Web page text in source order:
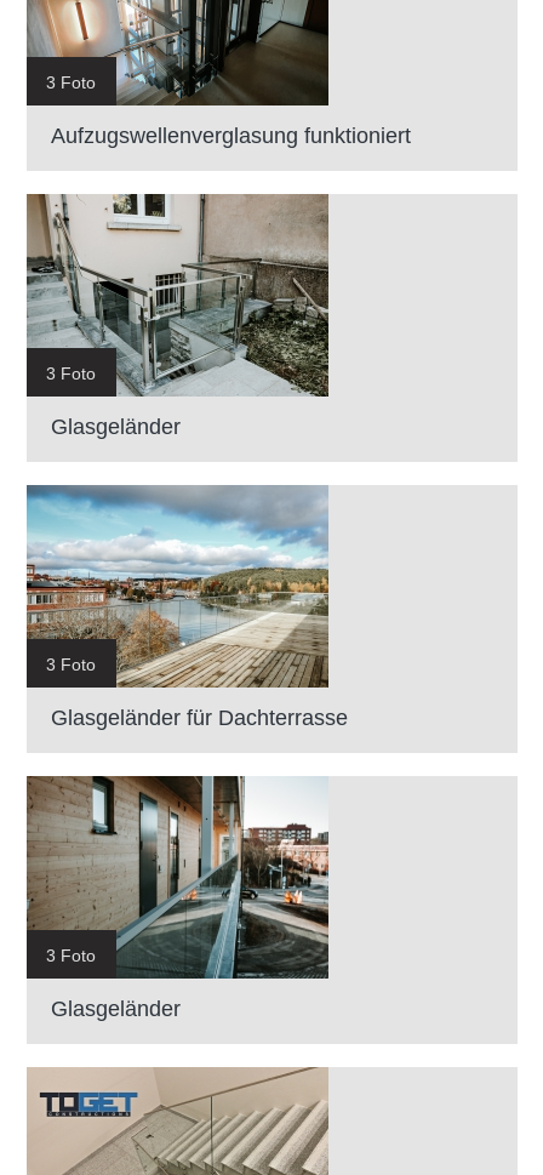
3 Foto
Aufzugswellenverglasung funktioniert
3 Foto
Glasgeländer
3 Foto
Glasgeländer für Dachterrasse
3 Foto
Glasgeländer